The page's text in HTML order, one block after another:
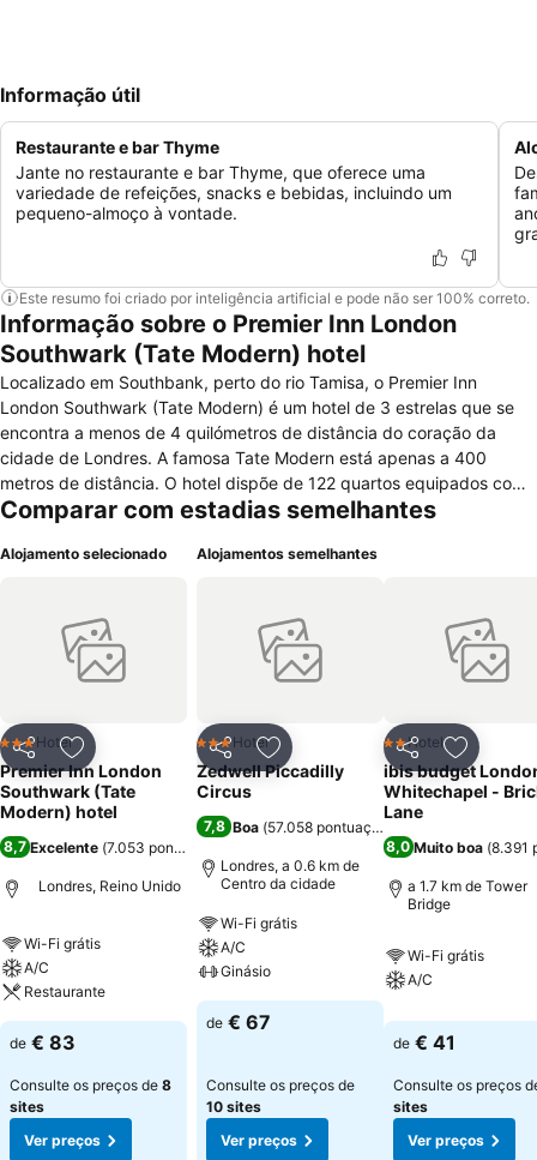
Informação útil
Restaurante e bar Thyme
Jante no restaurante e bar Thyme, que oferece uma
variedade de refeições, snacks e bebidas, incluindo um
pequeno-almoço à vontade.
Este resumo foi criado por inteligência artificial e pode não ser 100% correto.
Informação sobre o Premier Inn London
Southwark (Tate Modern) hotel
Localizado em Southbank, perto do rio Tamisa, o Premier Inn
London Southwark (Tate Modern) é um hotel de 3 estrelas que se
encontra a menos de 4 quilómetros de distância do coração da
cidade de Londres. A famosa Tate Modern está apenas a 400
metros de distância. O hotel dispõe de 122 quartos equipados com
televisão, ar condicionado, aquecedor, casa-de-banho com
com crianças, pode solicitar cama infantil/berço, sem quaisquer
quartos para não fumadores, quartos familiares, quartos para
pessoas com mobilidade reduzida, acesso Wi-Fi pago nas áreas
públicas, estacionamento privado pago, bar e restaurante, onde
almoço continental ou inglês todas as manhãs. O hotel oferece
também preços mais reduzidos para os hóspedes que viajem
sozinhos ou em grupo.
Comparar com estadias semelhantes
Alojamento selecionado
PartilharAdicionar aos favoritos
3 Estrelas
Hotel
Premier Inn London
Southwark (Tate
Modern) hotel
8,7 Excelente (7.053 pontuações
Londres, Reino Unido
Wi-Fi grátis
A/C
Restaurante
de € 83
Consulte os preços de 8
sites
Ver preços
Alojamentos semelhantes
PartilharAdicionar aos favoritos
3 Estrelas
Hotel
Zedwell Piccadilly
Circus
7,8 Boa (57.058 pontuações
Londres, a 0.6 km de
Centro da cidade
Wi-Fi grátis
A/C
Ginásio
de € 67
Consulte os preços de
10 sites
Ver preços
Partilhar
2 Estrelas
Hotel
ibis budget
Whitechapel -
Lane
8,0 Muito boa (8.391
a 1.7 km de Tower
Bridge
Wi-Fi grátis
A/C
de € 41
Consulte os preços
sites
Ver preços